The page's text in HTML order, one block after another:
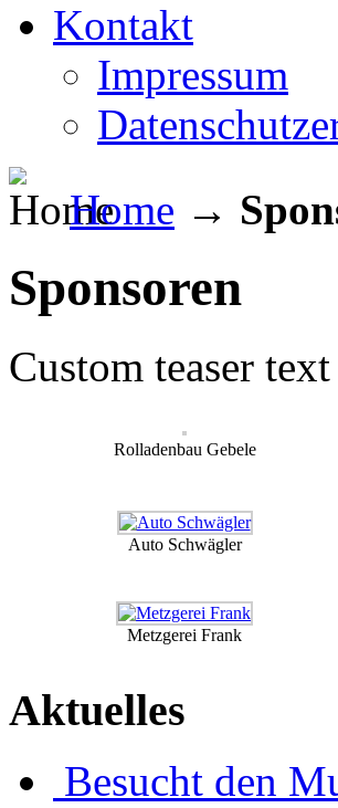
Kontakt
Impressum
Home →
Sponsoren
Custom teaser
Rolladenbau Gebele
Auto Schwägler
Metzgerei Frank
Aktuelles
Besucht den